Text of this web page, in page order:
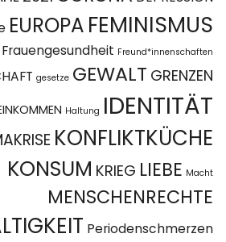
EUROPA FEMINISMUS
Frauengesundheit Freund*innenschaften
gesetze GEWALT GRENZEN
Haltung IDENTITÄT
KONFLIKTKÜCHE
KONSUM KRIEG LIEBE Macht
MENSCHENRECHTE
Periodenschmerzen